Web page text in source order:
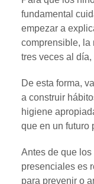
fundamental
empezar a
comprensible, la
tres veces al
De esta forma,
a construir
higiene
que en un futuro
Antes de que
presenciales es
para prevenir o